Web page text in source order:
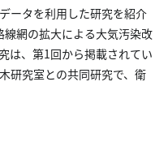
ータを利用した研究を紹介
網の拡大による大気汚染改
は、第1回から掲載されてい
研究室との共同研究で、衛